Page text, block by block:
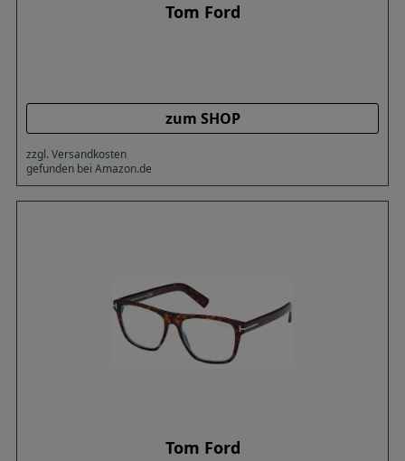
Tom Ford
zum SHOP
zzgl. Versandkosten
gefunden bei Amazon.de
Tom Ford